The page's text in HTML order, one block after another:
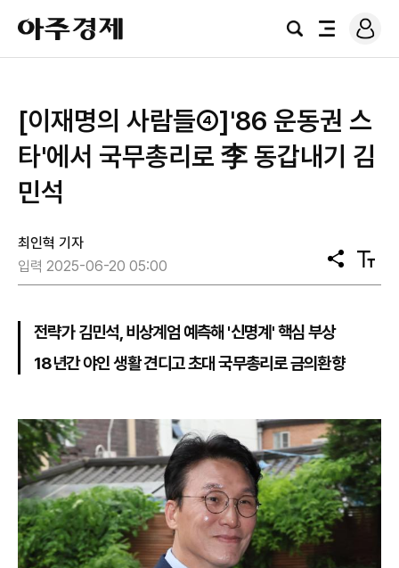
아
주
경
검
전
로
그
[이재명의 사람들④]'86 운동권 스
타'에서 국무총리로 李 동갑내기 김
민석
최인혁 기자
입력 2025-06-20 05:00
공
유
텍
스
전략가 김민석, 비상계엄 예측해 '신명계' 핵심 부상
18년간 야인 생활 견디고 초대 국무총리로 금의환향